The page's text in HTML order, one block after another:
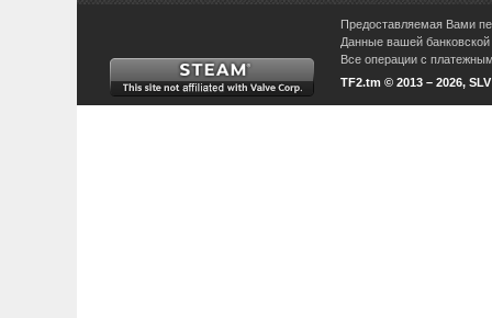
Предоставляемая Вами
Данные вашей
Все операции с
TF2.tm © 2013 – 2026,